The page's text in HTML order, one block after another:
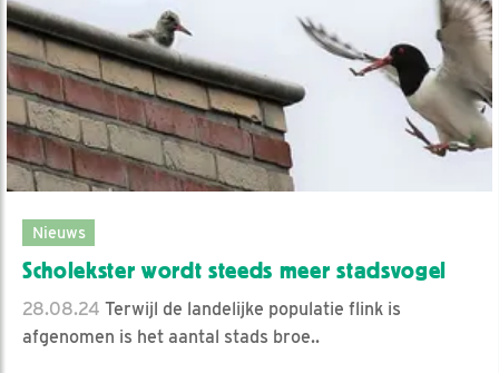
Nieuws
Scholekster wordt steeds meer stadsvogel
28.08.24 Terwijl de landelijke populatie flink is
afgenomen is het aantal stads broe..